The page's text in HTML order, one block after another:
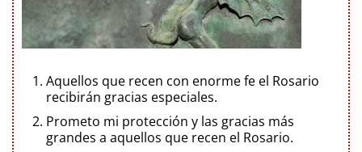
Aquellos que recen con enorme fe el Rosario
recibirán gracias especiales.
Prometo mi protección y las gracias más
grandes a aquellos que recen el Rosario.